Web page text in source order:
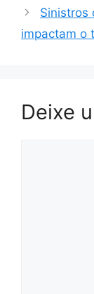
Sinistros
impactam o
Deixe